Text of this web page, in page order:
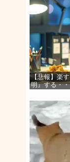
【悲報】楽
明』する・